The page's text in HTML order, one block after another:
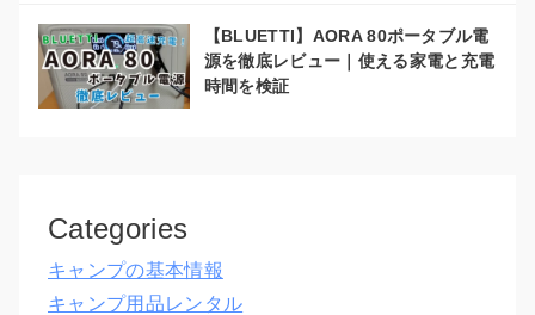
【BLUETTI】AORA 80ポータブル電
源を徹底レビュー｜使える家電と充電
時間を検証
Categories
キャンプの基本情報
キャンプ用品レンタル